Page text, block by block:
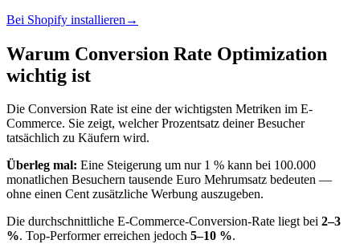
Bei Shopify installieren →
Warum Conversion Rate Optimization
wichtig ist
Die Conversion Rate ist eine der wichtigsten Metriken im E-
Commerce. Sie zeigt, welcher Prozentsatz deiner Besucher
tatsächlich zu Käufern wird.
Überleg mal: Eine Steigerung um nur 1 % kann bei 100.000
monatlichen Besuchern tausende Euro Mehrumsatz bedeuten —
ohne einen Cent zusätzliche Werbung auszugeben.
Die durchschnittliche E-Commerce-Conversion-Rate liegt bei 2–3
%. Top-Performer erreichen jedoch 5–10 %.